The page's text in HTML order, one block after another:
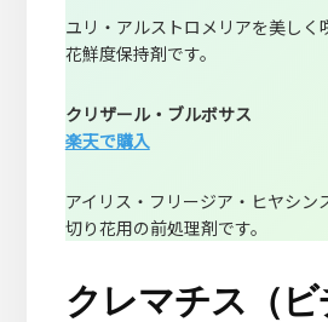
ユリ・アルストロメリアを美しく
花鮮度保持剤です。
クリザール・ブルボサス
楽天で購入
アイリス・フリージア・ヒヤシン
切り花用の前処理剤です。
クレマチス（ビ